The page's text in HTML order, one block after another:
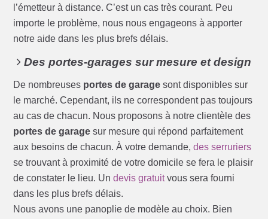
l’émetteur à distance. C’est un cas très courant. Peu
importe le problème, nous nous engageons à apporter
notre aide dans les plus brefs délais.
Des portes-garages sur mesure et design
De nombreuses portes de garage sont disponibles sur
le marché. Cependant, ils ne correspondent pas toujours
au cas de chacun. Nous proposons à notre clientèle des
portes de garage sur mesure qui répond parfaitement
aux besoins de chacun. À votre demande,des serruriers
se trouvant à proximité de votre domicile se fera le plaisir
de constater le lieu. Undevis gratuitvous sera fourni
dans les plus brefs délais.
Nous avons une panoplie de modèle au choix. Bien